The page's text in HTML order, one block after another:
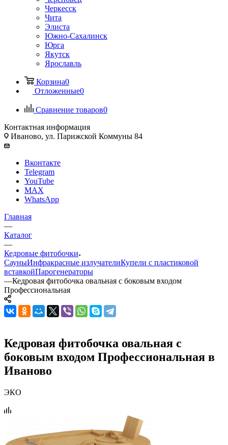
Черкесск
Чита
Элиста
Южно-Сахалинск
Юрга
Якутск
Ярославль
Корзина0
Отложенные0
Сравнение товаров0
Контактная информация
Иваново, ул. Парижской Коммуны 84
Вконтакте
Telegram
YouTube
MAX
WhatsApp
Главная
—
Каталог
—
Кедровые фитобочки
СауныИнфракрасные излучателиКупели с пластиковой
вставкойПарогенераторы
—Кедровая фитобочка овальная с боковым входом
Профессиональная
Кедровая фитобочка овальная с
боковым входом Профессиональная в
Иваново
ЭКО